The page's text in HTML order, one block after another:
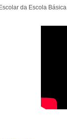
da Escola